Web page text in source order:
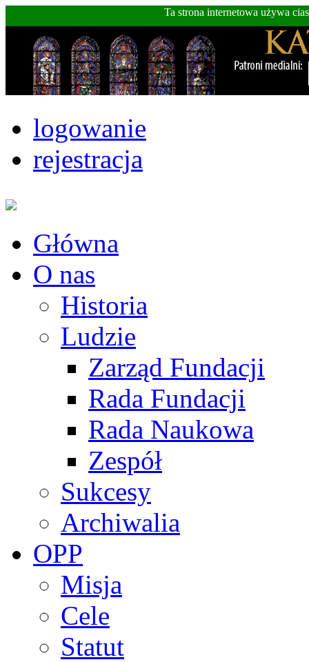
Ta strona internetowa używa
logowanie
rejestracja
Główna
O nas
Historia
Ludzie
Zarząd Fundacji
Rada Fundacji
Rada Naukowa
Zespół
Sukcesy
Archiwalia
OPP
Misja
Cele
Statut